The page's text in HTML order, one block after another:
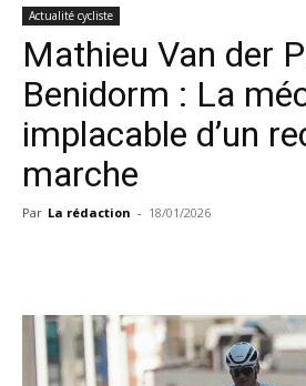
Actualité cycliste
Mathieu Van der
Benidorm : La
implacable d’un
marche
Par La rédaction - 18/01/2026